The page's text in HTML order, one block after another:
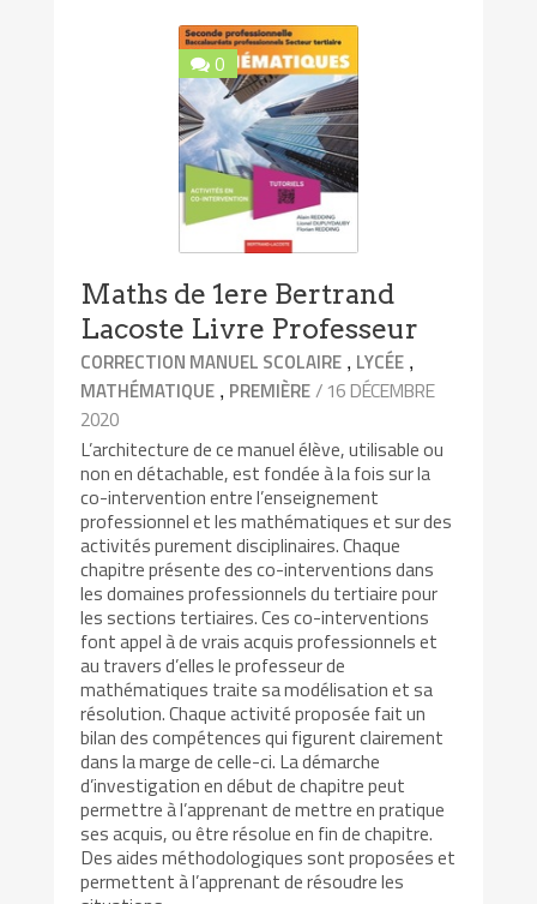
0
Maths de 1ere Bertrand
Lacoste Livre Professeur
CORRECTION MANUEL SCOLAIRE , LYCÉE ,
MATHÉMATIQUE , PREMIÈRE/ 16 DÉCEMBRE
2020
L’architecture de ce manuel élève, utilisable ou
non en détachable, est fondée à la fois sur la
co-intervention entre l’enseignement
professionnel et les mathématiques et sur des
activités purement disciplinaires. Chaque
chapitre présente des co-interventions dans
les domaines professionnels du tertiaire pour
les sections tertiaires. Ces co-interventions
font appel à de vrais acquis professionnels et
au travers d’elles le professeur de
mathématiques traite sa modélisation et sa
résolution. Chaque activité proposée fait un
bilan des compétences qui figurent clairement
dans la marge de celle-ci. La démarche
d’investigation en début de chapitre peut
permettre à l’apprenant de mettre en pratique
ses acquis, ou être résolue en fin de chapitre.
Des aides méthodologiques sont proposées et
permettent à l’apprenant de résoudre les